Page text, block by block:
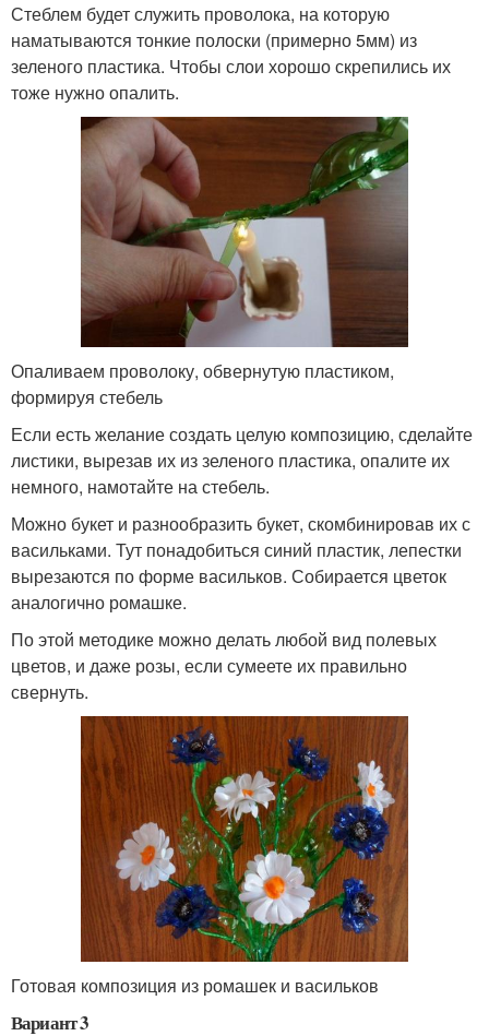
Стеблем будет служить проволока, на которую
наматываются тонкие полоски (примерно 5мм) из
зеленого пластика. Чтобы слои хорошо скрепились их
тоже нужно опалить.
Опаливаем проволоку, обвернутую пластиком,
формируя стебель
Если есть желание создать целую композицию, сделайте
листики, вырезав их из зеленого пластика, опалите их
немного, намотайте на стебель.
Можно букет и разнообразить букет, скомбинировав их с
васильками. Тут понадобиться синий пластик, лепестки
вырезаются по форме васильков. Собирается цветок
аналогично ромашке.
По этой методике можно делать любой вид полевых
цветов, и даже розы, если сумеете их правильно
свернуть.
Готовая композиция из ромашек и васильков
Вариант 3